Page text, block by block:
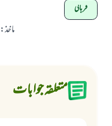
قربانی
ماخذ:
متعلقہ جوابات